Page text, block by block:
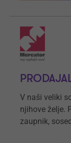
V naši veliki
njihove želje.
zaupnik,